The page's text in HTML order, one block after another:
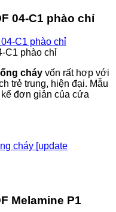
04-C1 phào chỉ
C1 phào chỉ
cháy vốn rất hợp với
trẻ trung, hiện đại. Mẫu
đơn giản của cửa
cháy [update
Melamine P1